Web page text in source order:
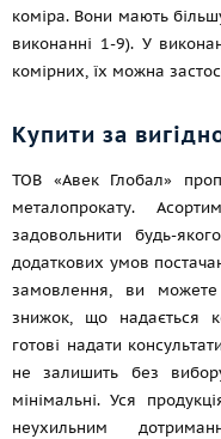
коміра. Вони мають
виконанні 1-9). У
комірних, їх можна
Купити за
ТОВ «Авек Глобал»
металопрокату.
задовольнити будь-
додаткових умов
замовлення, ви
знижок, що надається
готові надати
не залишить без
мінімальні. Уся
неухильним